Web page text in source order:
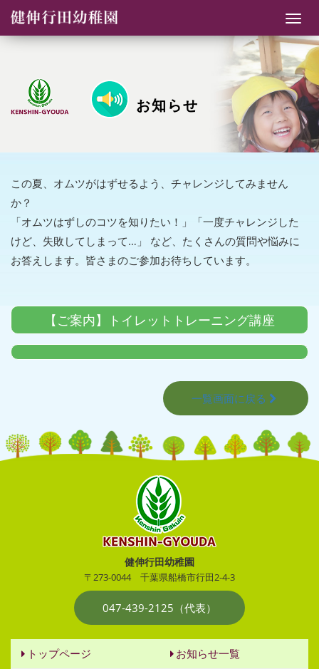
ナ
ビ
ゲ
ー
シ
ョ
ン
お知らせ
この夏、オムツがはずせるよう、チャレンジしてみません
か？
「オムツはずしのコツを知りたい！」「一度チャレンジした
けど、失敗してしまって…」 など、たくさんの質問や悩みに
お答えします。皆さまのご参加お待ちしています。
【ご案内】トイレットトレーニング講座
一覧画面に戻る
健伸行田幼稚園
〒273-0044 千葉県船橋市行田2-4-3
047-439-2125（代表）
トップページ お知らせ一覧